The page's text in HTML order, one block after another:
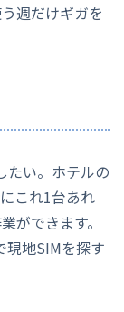
週だけギガを
たい。ホテルの
これ1台あれ
ができます。
現地SIMを探す